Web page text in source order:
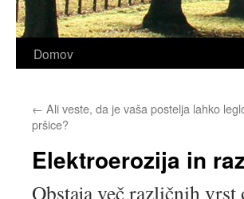
Domov
← Ali veste, da je vaša postelja lahko
pršice?
Elektroerozija in
Obstaja več različnih